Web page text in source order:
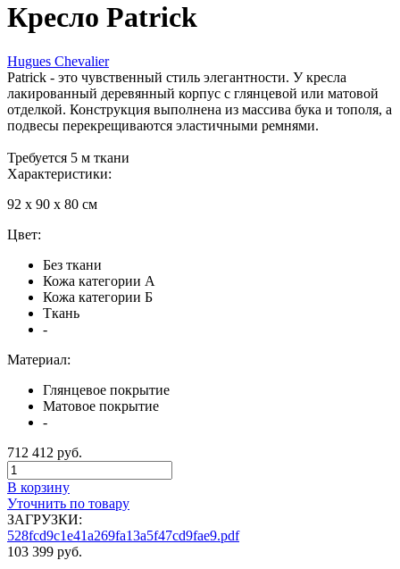
Кресло Patrick
Hugues Chevalier
Patrick - это чувственный стиль элегантности. У кресла
лакированный деревянный корпус с глянцевой или матовой
отделкой. Конструкция выполнена из массива бука и тополя, а
подвесы перекрещиваются эластичными ремнями.
Требуется 5 м ткани
Характеристики:
92 х 90 х 80 см
Цвет:
Без ткани
Кожа категории А
Кожа категории Б
Ткань
-
Материал:
Глянцевое покрытие
Матовое покрытие
-
712 412 руб.
В корзину
Уточнить по товару
ЗАГРУЗКИ:
528fcd9c1e41a269fa13a5f47cd9fae9.pdf
103 399 руб.